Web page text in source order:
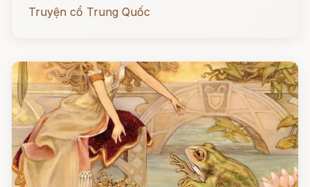
Truyện cổ Trung Quốc